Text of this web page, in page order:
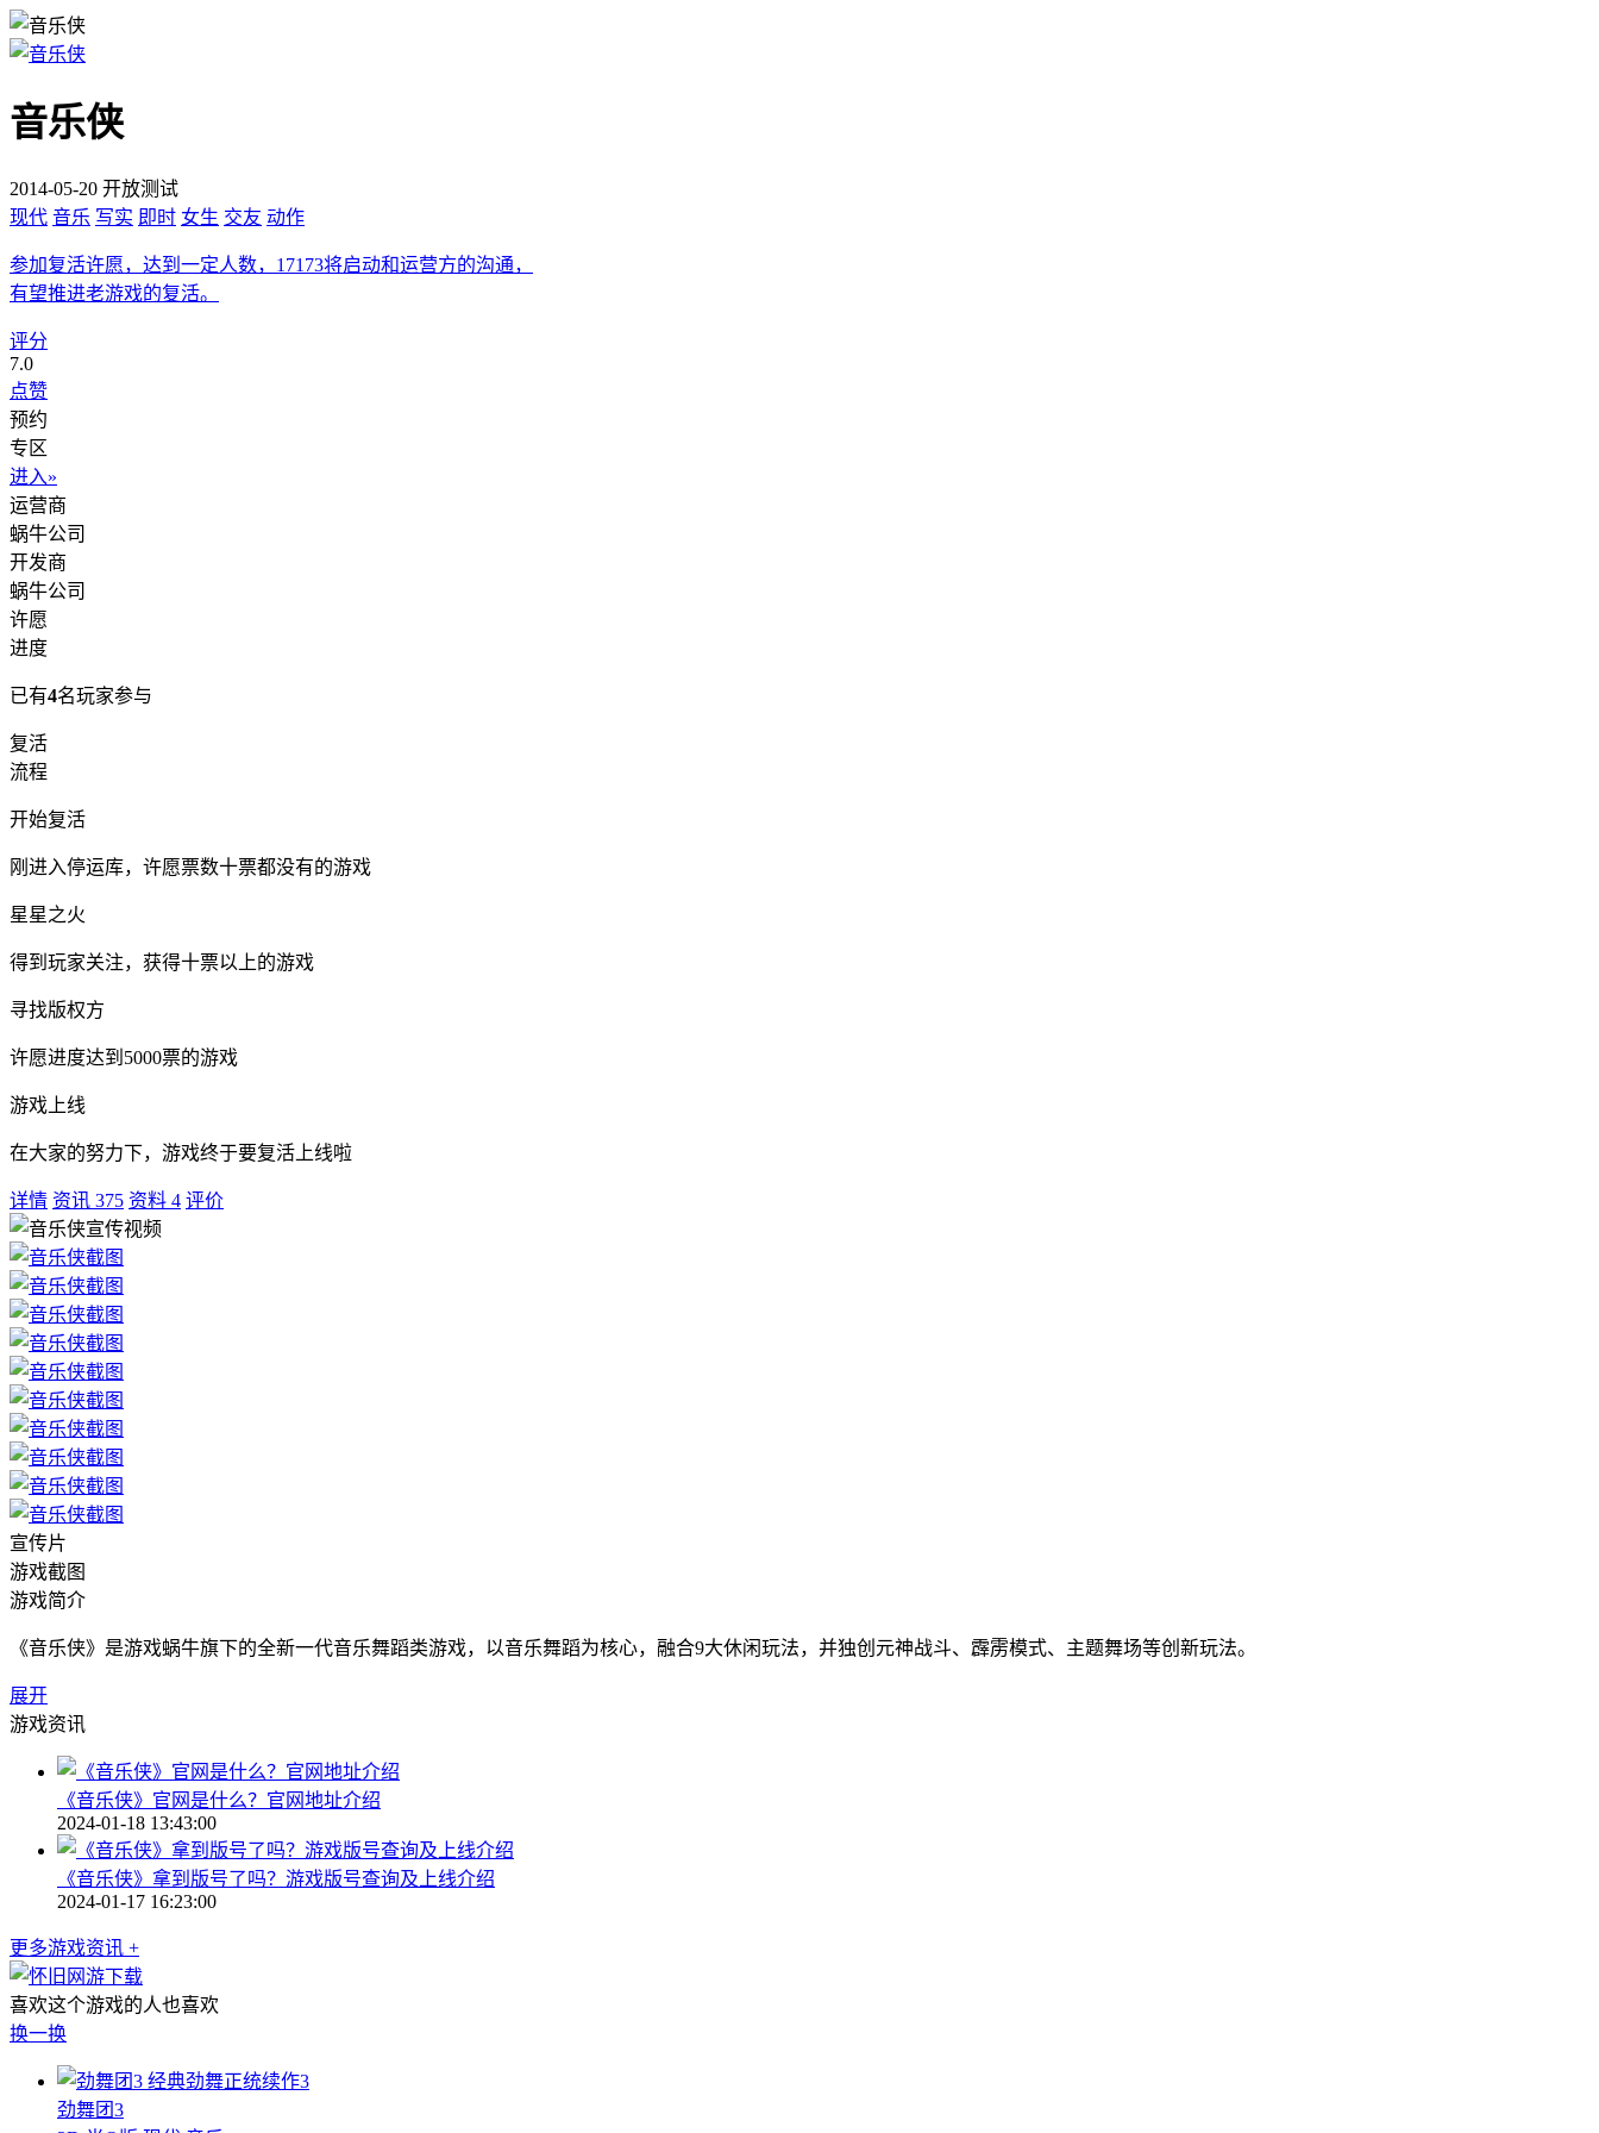
音乐侠
2014-05-20 开放测试
现代 音乐 写实 即时 女生 交友 动作
参加复活许愿，达到一定人数，17173将启动和运营方的沟通，
有望推进老游戏的复活。
评分
7.0
点赞
预约
专区
进入»
运营商
蜗牛公司
开发商
蜗牛公司
许愿
进度
已有4名玩家参与
复活
流程
开始复活
刚进入停运库，许愿票数十票都没有的游戏
星星之火
得到玩家关注，获得十票以上的游戏
寻找版权方
许愿进度达到5000票的游戏
游戏上线
在大家的努力下，游戏终于要复活上线啦
详情 资讯 375 资料 4 评价
宣传片
游戏截图
游戏简介
《音乐侠》是游戏蜗牛旗下的全新一代音乐舞蹈类游戏，以音乐舞蹈为核心，融合9大休闲玩法，并独创元神战斗、霹雳模式、主题舞场等创新玩法。
展开
游戏资讯
《音乐侠》官网是什么？官网地址介绍
2024-01-18 13:43:00
《音乐侠》拿到版号了吗？游戏版号查询及上线介绍
2024-01-17 16:23:00
更多游戏资讯 +
喜欢这个游戏的人也喜欢
换一换
经典劲舞正统续作3
劲舞团3